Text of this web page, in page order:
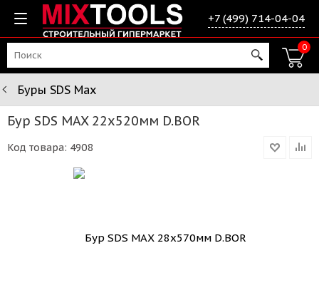
+7 (499) 714-04-04
0
Буры SDS Max
Бур SDS MAX 22х520мм D.BOR
Код товара: 4908